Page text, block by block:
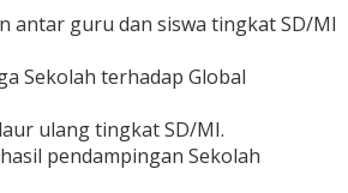
antar guru dan siswa tingkat SD/MI
Sekolah terhadap Global
ulang tingkat SD/MI.
pendampingan Sekolah